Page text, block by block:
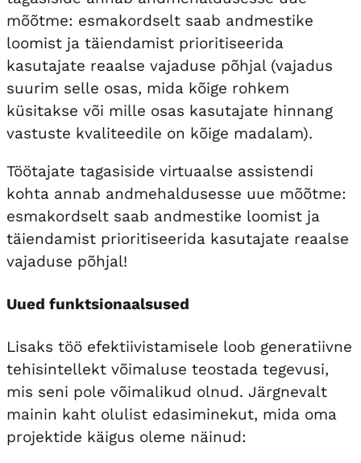
mõõtme: esmakordselt saab andmestike
loomist ja täiendamist prioritiseerida
kasutajate reaalse vajaduse põhjal (vajadus
suurim selle osas, mida kõige rohkem
küsitakse või mille osas kasutajate hinnang
vastuste kvaliteedile on kõige madalam).
Töötajate tagasiside virtuaalse assistendi
kohta annab andmehaldusesse uue mõõtme:
esmakordselt saab andmestike loomist ja
täiendamist prioritiseerida kasutajate reaalse
vajaduse põhjal!
Uued funktsionaalsused
Lisaks töö efektiivistamisele loob generatiivne
tehisintellekt võimaluse teostada tegevusi,
mis seni pole võimalikud olnud. Järgnevalt
mainin kaht olulist edasiminekut, mida oma
projektide käigus oleme näinud: